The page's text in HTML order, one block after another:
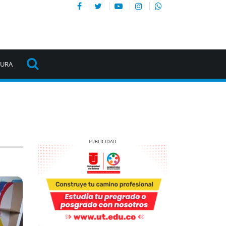
Previous Next
Previous